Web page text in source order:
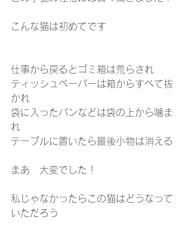
こんな猫は初めてです
仕事から戻るとゴミ箱は荒らされ
ティッシュペーパーは箱からすべて抜
かれ
袋に入ったパンなどは袋の上から噛ま
れ
テーブルに置いたら最後小物は消える
まあ　大変でした！
私じゃなかったらこの猫はどうなって
いただろう